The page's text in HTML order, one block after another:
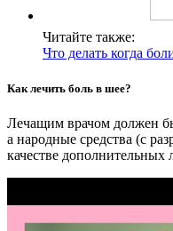
Читайте также:
Что делать когда
Как лечить боль в шее?
Лечащим врачом должен
а народные средства (с
качестве дополнительных